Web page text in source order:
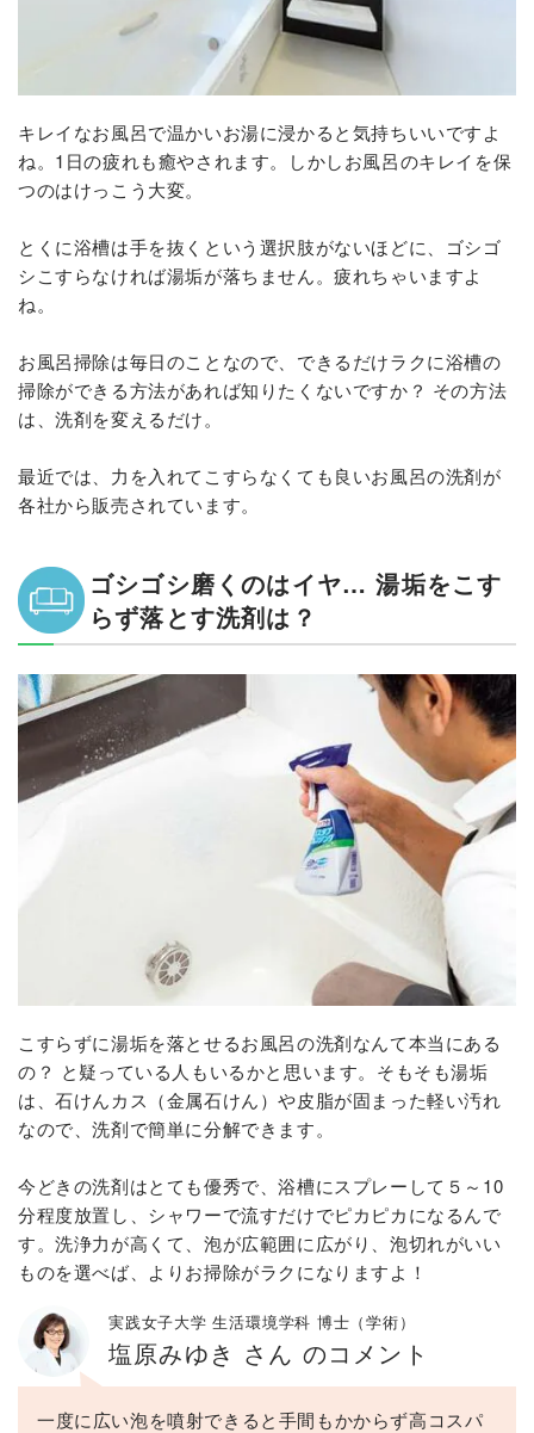
キレイなお風呂で温かいお湯に浸かると気持ちいいですよ
ね。1日の疲れも癒やされます。しかしお風呂のキレイを保
つのはけっこう大変。
とくに浴槽は手を抜くという選択肢がないほどに、ゴシゴ
シこすらなければ湯垢が落ちません。疲れちゃいますよ
ね。
お風呂掃除は毎日のことなので、できるだけラクに浴槽の
掃除ができる方法があれば知りたくないですか？ その方法
は、洗剤を変えるだけ。
最近では、力を入れてこすらなくても良いお風呂の洗剤が
各社から販売されています。
ゴシゴシ磨くのはイヤ… 湯垢をこす
らず落とす洗剤は？
こすらずに湯垢を落とせるお風呂の洗剤なんて本当にある
の？ と疑っている人もいるかと思います。そもそも湯垢
は、石けんカス（金属石けん）や皮脂が固まった軽い汚れ
なので、洗剤で簡単に分解できます。
今どきの洗剤はとても優秀で、浴槽にスプレーして５～10
分程度放置し、シャワーで流すだけでピカピカになるんで
す。洗浄力が高くて、泡が広範囲に広がり、泡切れがいい
ものを選べば、よりお掃除がラクになりますよ！
実践女子大学 生活環境学科 博士（学術）
塩原みゆき さん のコメント
一度に広い泡を噴射できると手間もかからず高コスパ